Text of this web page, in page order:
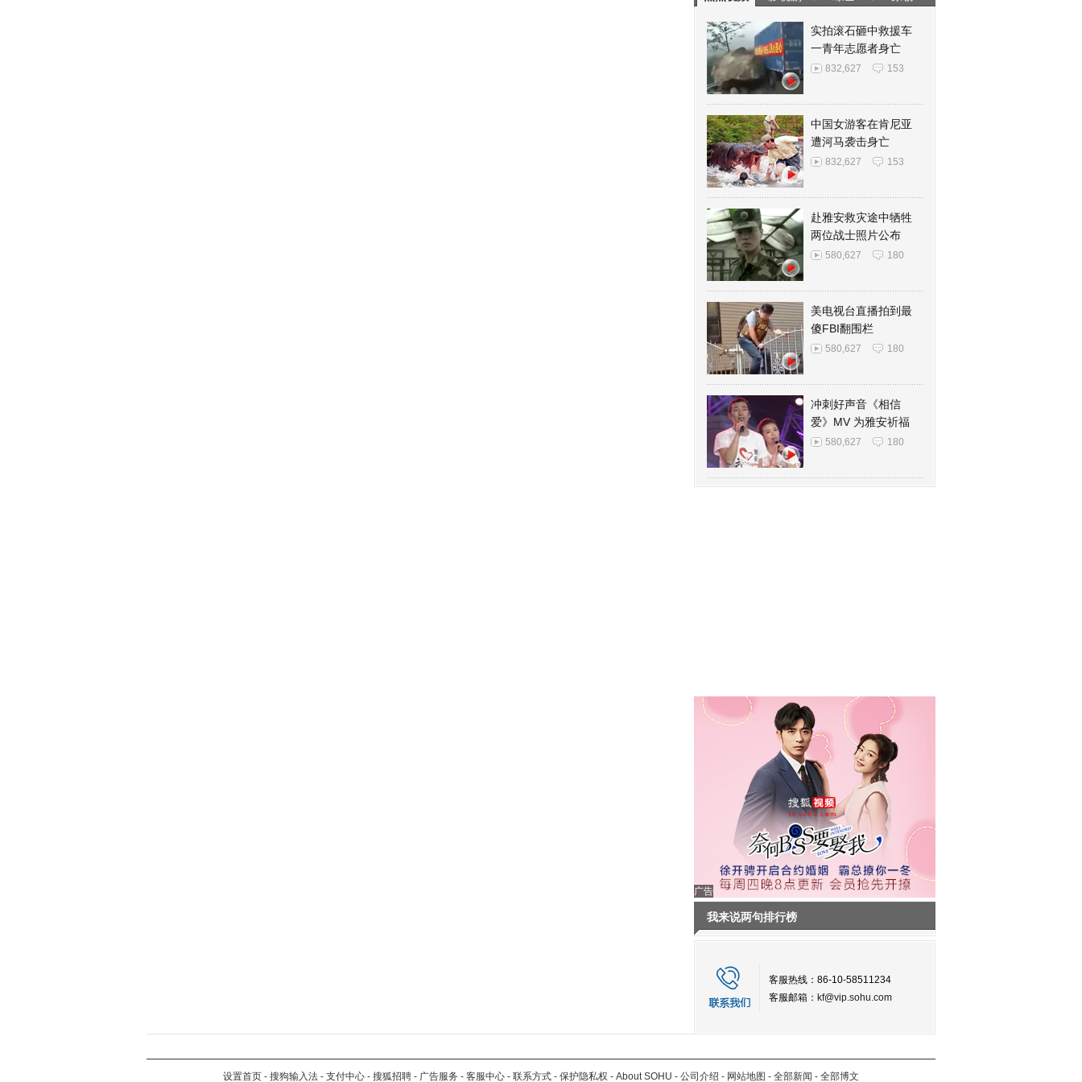
实拍滚石砸中救援车
一青年志愿者身亡
832,627 153
中国女游客在肯尼亚
遭河马袭击身亡
832,627 153
赴雅安救灾途中牺牲
两位战士照片公布
580,627 180
美电视台直播拍到最
傻FBI翻围栏
580,627 180
冲刺好声音《相信
爱》MV 为雅安祈福
580,627 180
广告
我来说两句排行榜
客服热线：86-10-58511234
客服邮箱： kf@vip.sohu.com
设置首页 - 搜狗输入法 - 支付中心 - 搜狐招聘 - 广告服务 - 客服中心 - 联系方式 - 保护隐私权 - About SOHU - 公司介绍 - 网站地图 - 全部新闻 - 全部博文